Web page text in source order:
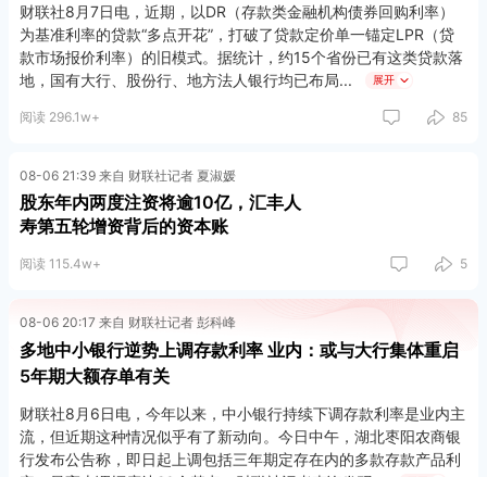
财联社8月7日电，近期，以DR（存款类金融机构债券回购利率）
为基准利率的贷款“多点开花”，打破了贷款定价单一锚定LPR（贷
款市场报价利率）的旧模式。据统计，约15个省份已有这类贷款落
地，国有大行、股份行、地方法人银行均已布局
展开
阅读 296.1w+ 85
08-06 21:39 来自 财联社记者 夏淑媛
股东年内两度注资将逾10亿，汇丰人
寿第五轮增资背后的资本账
阅读 115.4w+ 5
08-06 20:17 来自 财联社记者 彭科峰
多地中小银行逆势上调存款利率 业内：或与大行集体重启
5年期大额存单有关
财联社8月6日电，今年以来，中小银行持续下调存款利率是业内主
流，但近期这种情况似乎有了新动向。今日中午，湖北枣阳农商银
行发布公告称，即日起上调包括三年期定存在内的多款存款产品利